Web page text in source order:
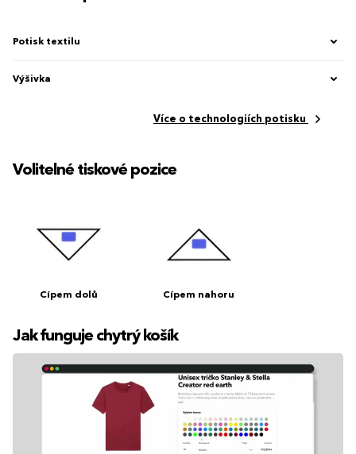
Potisk textilu
Výšivka
Více o technologiích potisku
Volitelné tiskové pozice
Cípem dolů Cípem nahoru
Jak funguje chytrý košík